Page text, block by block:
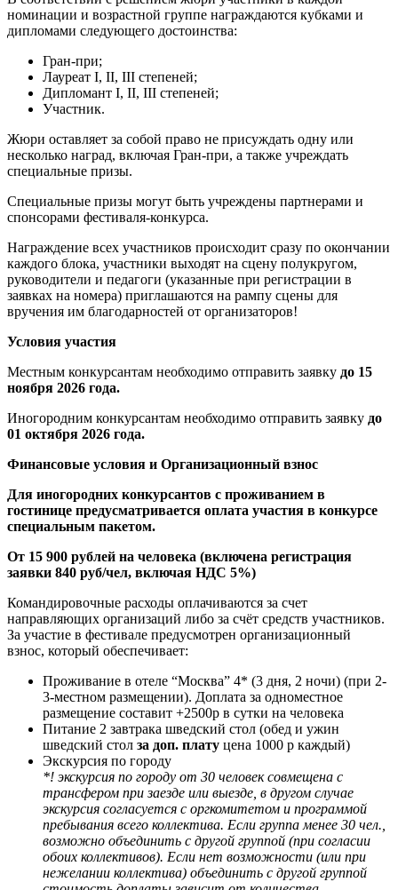
номинации и возрастной группе награждаются кубками и
дипломами следующего достоинства:
Гран-при;
Лауреат I, II, III степеней;
Дипломант I, II, III степеней;
Участник.
Жюри оставляет за собой право не присуждать одну или
несколько наград, включая Гран-при, а также учреждать
специальные призы.
Специальные призы могут быть учреждены партнерами и
спонсорами фестиваля-конкурса.
Награждение всех участников происходит сразу по окончании
каждого блока, участники выходят на сцену полукругом,
руководители и педагоги (указанные при регистрации в
заявках на номера) приглашаются на рампу сцены для
вручения им благодарностей от организаторов!
Условия участия
Местным конкурсантам необходимо отправить заявку до 15
ноября 2026 года.
Иногородним конкурсантам необходимо отправить заявку до
01 октября 2026 года.
Финансовые условия и Организационный взнос
Для иногородних конкурсантов с проживанием в
гостинице предусматривается оплата участия в конкурсе
специальным пакетом.
От 15 900 рублей на человека (включена регистрация
заявки 840 руб/чел, включая НДС 5%)
Командировочные расходы оплачиваются за счет
направляющих организаций либо за счёт средств участников.
За участие в фестивале предусмотрен организационный
взнос, который обеспечивает:
Проживание в отеле “Москва” 4* (3 дня, 2 ночи) (при 2-
3-местном размещении). Доплата за одноместное
размещение составит +2500р в сутки на человека
Питание 2 завтрака шведский стол (обед и ужин
шведский стол за доп. плату цена 1000 р каждый)
Экскурсия по городу
*! экскурсия по городу от 30 человек совмещена с
трансфером при заезде или выезде, в другом случае
экскурсия согласуется с оргкомитетом и программой
пребывания всего коллектива. Если группа менее 30 чел.,
возможно объединить с другой группой (при согласии
обоих коллективов). Если нет возможности (или при
нежелании коллектива) объединить с другой группой